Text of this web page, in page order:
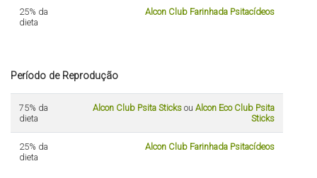
25% da
dieta
Alcon Club Farinhada Psitacídeos
Período de Reprodução
75% da
dieta
Alcon Club Psita Sticks ou Alcon Eco Club Psita
Sticks
25% da
dieta
Alcon Club Farinhada Psitacídeos